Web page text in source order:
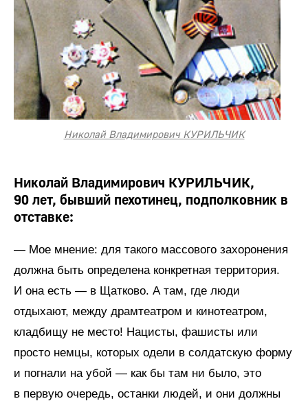
Николай Владимирович КУРИЛЬЧИК
Николай Владимирович КУРИЛЬЧИК,
90 лет, бывший пехотинец, подполковник в
отставке:
— Мое мнение: для такого массового захоронения
должна быть определена конкретная территория.
И она есть — в Щатково. А там, где люди
отдыхают, между драмтеатром и кинотеатром,
кладбищу не место! Нацисты, фашисты или
просто немцы, которых одели в солдатскую форму
и погнали на убой — как бы там ни было, это
в первую очередь, останки людей, и они должны